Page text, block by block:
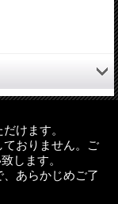
部神学セミナーの
が、戦後70年を迎
テーマに語った。
ト者としての平和
動と牧会宣教との
けます。
おりません。ご
します。
あらかじめご了